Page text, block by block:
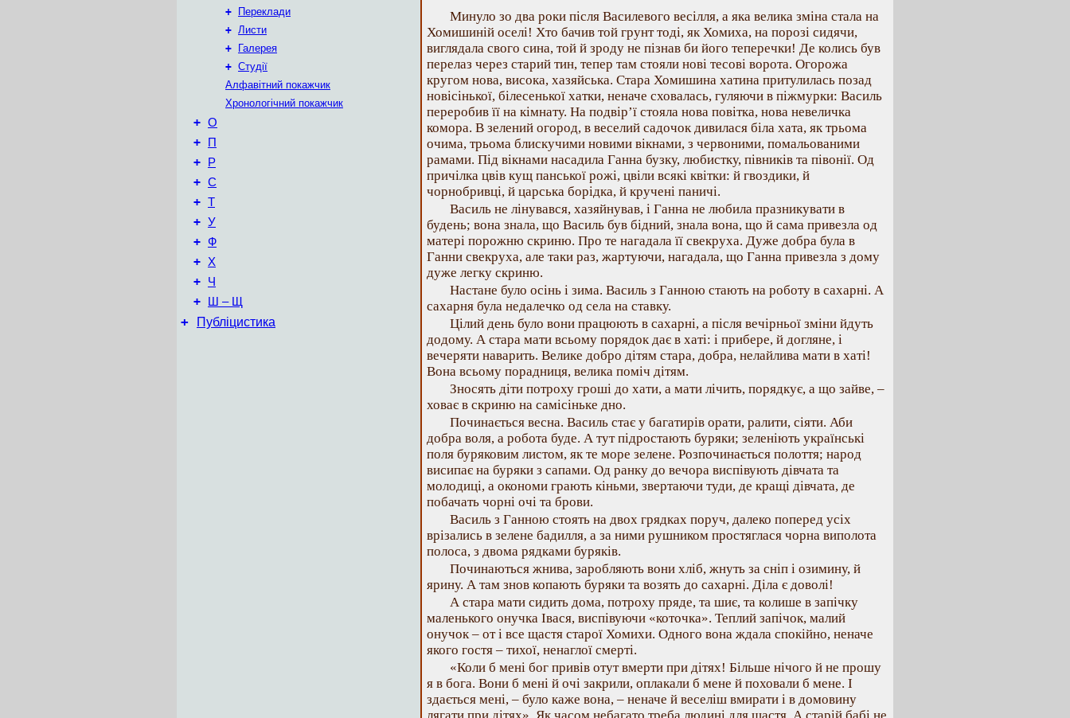
+
Переклади
+ Листи
+
Галерея
+ Студії
Алфавітний покажчик
Хронологічний покажчик
+ О
+ П
+ Р
+ С
+ Т
+ У
+ Ф
+ Х
+ Ч
+ Ш – Щ
+ Публіцистика
Минуло зо два роки після Василевого весілля, а яка велика зміна стала на
Хомишиній оселі! Хто бачив той грунт тоді, як Хомиха, на порозі сидячи,
виглядала свого сина, той й зроду не пізнав би його теперечки! Де колись був
перелаз через старий тин, тепер там стояли нові тесові ворота. Огорожа
кругом нова, висока, хазяйська. Стара Хомишина хатина притулилась позад
новісінької, білесенької хатки, неначе сховалась, гуляючи в піжмурки: Василь
переробив її на кімнату. На подвір’ї стояла нова повітка, нова невеличка
комора. В зелений огород, в веселий садочок дивилася біла хата, як трьома
очима, трьома блискучими новими вікнами, з червоними, помальованими
рамами. Під вікнами насадила Ганна бузку, любистку, півників та півонії. Од
причілка цвів кущ панської рожі, цвіли всякі квітки: й гвоздики, й
чорнобривці, й царська борідка, й кручені паничі.
Василь не лінувався, хазяйнував, і Ганна не любила празникувати в
будень; вона знала, що Василь був бідний, знала вона, що й сама привезла од
матері порожню скриню. Про те нагадала її свекруха. Дуже добра була в
Ганни свекруха, але таки раз, жартуючи, нагадала, що Ганна привезла з дому
дуже легку скриню.
Настане було осінь і зима. Василь з Ганною стають на роботу в сахарні. А
сахарня була недалечко од села на ставку.
Цілий день було вони працюють в сахарні, а після вечірньої зміни йдуть
додому. А стара мати всьому порядок дає в хаті: і прибере, й догляне, і
вечеряти наварить. Велике добро дітям стара, добра, нелайлива мати в хаті!
Вона всьому порадниця, велика поміч дітям.
Зносять діти потроху гроші до хати, а мати лічить, порядкує, а що зайве, –
ховає в скриню на самісіньке дно.
Починається весна. Василь стає у багатирів орати, ралити, сіяти. Аби
добра воля, а робота буде. А тут підростають буряки; зеленіють українські
поля буряковим листом, як те море зелене. Розпочинається полоття; народ
висипає на буряки з сапами. Од ранку до вечора виспівують дівчата та
молодиці, а окономи грають кіньми, звертаючи туди, де кращі дівчата, де
побачать чорні очі та брови.
Василь з Ганною стоять на двох грядках поруч, далеко поперед усіх
врізались в зелене бадилля, а за ними рушником простяглася чорна виполота
полоса, з двома рядками буряків.
Починаються жнива, заробляють вони хліб, жнуть за сніп і озимину, й
ярину. А там знов копають буряки та возять до сахарні. Діла є доволі!
А стара мати сидить дома, потроху пряде, та шиє, та колише в запічку
маленького онучка Івася, виспівуючи «коточка». Теплий запічок, малий
онучок – от і все щастя старої Хомихи. Одного вона ждала спокійно, неначе
якого гостя – тихої, ненаглої смерті.
«Коли б мені бог привів отут вмерти при дітях! Більше нічого й не прошу
я в бога. Вони б мені й очі закрили, оплакали б мене й поховали б мене. І
здається мені, – було каже вона, – неначе й веселіш вмирати і в домовину